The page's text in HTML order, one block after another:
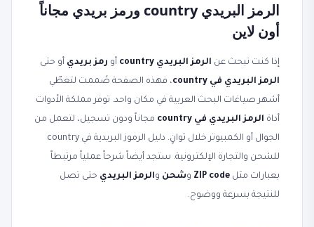
الرمز البريدي country ورمز بريدي مجاناً
أون لاين
إذا كنت تبحث عن الرمز البريدي country أو رمز بريدي أو حتى
الرمز البريدي في country
، فهذه الصفحة صُممت لتغطّي
أشهر صياغات البحث العربية في مكان واحد. توفر مملكة الأدوات
أداة الرمز البريدي في country
مجاناً ودون تسجيل، لتعمل من
الجوال أو الكمبيوتر خلال ثوانٍ. دليل الرموز البريدية في country
للشحن والتجارة الإلكترونية. ستجد أيضاً شرحاً عملياً مرتبطاً
بعبارات مثل ZIP code وشحن والرمز البريدي حتى تصل
للنتيجة بسرعة ووضوح.